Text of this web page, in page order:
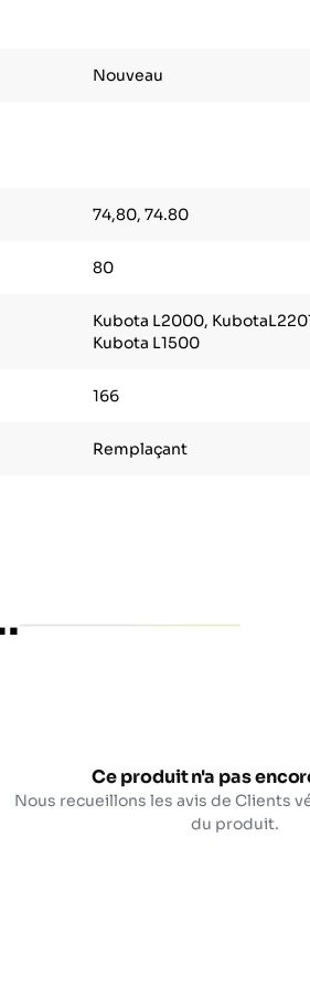
Nouveau
74,80, 74.80
80
Kubota L2000,
Kubota L1500
166
Remplaçant
Ce produit n'a pas
Nous recueillons les avis de Clients
du produit.